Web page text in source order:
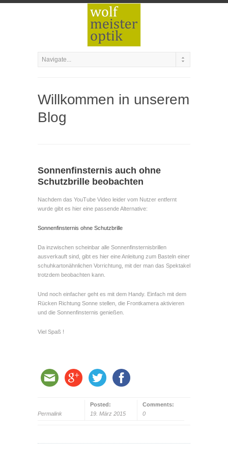
Willkommen in unserem
Blog
Sonnenfinsternis auch ohne
Schutzbrille beobachten
Nachdem das YouTube Video leider vom Nutzer entfernt
wurde gibt es hier eine passende Alternative:
Sonnenfinsternis ohne Schutzbrille
Da inzwischen scheinbar alle Sonnenfinsternisbrillen
ausverkauft sind, gibt es hier eine Anleitung zum Basteln einer
schuhkartonähnlichen Vorrichtung, mit der man das Spektakel
trotzdem beobachten kann.
Und noch einfacher geht es mit dem Handy. Einfach mit dem
Rücken Richtung Sonne stellen, die Frontkamera aktivieren
und die Sonnenfinsternis genießen.
Viel Spaß !
Permalink
Posted:
19. März 2015
Comments:
0